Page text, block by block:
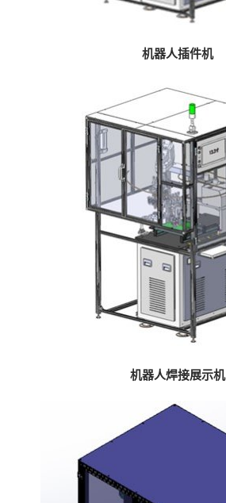
机器人插件机
机器人焊接展示机